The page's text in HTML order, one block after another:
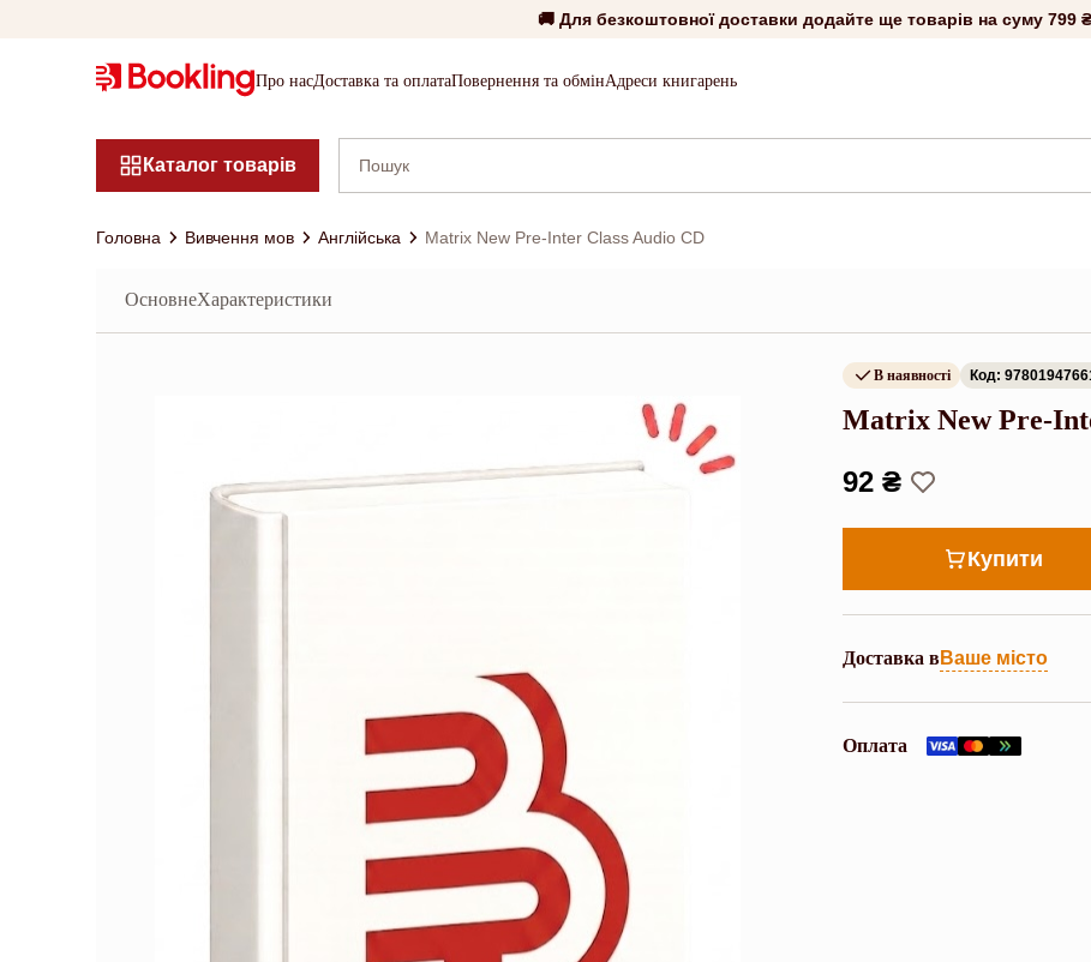
🚚 Для безкоштовної доставки додайте ще товарів на суму 799 ₴
Про насДоставка та оплатаПовернення та обмінАдреси книгарень
Каталог товарів
Головна Вивчення мов Англійська Matrix New Pre-Inter Class Audio CD
ОсновнеХарактеристики
В наявності Код:
Matrix New Pre-
92 ₴
Купити
Доставка вВаше місто
Оплата